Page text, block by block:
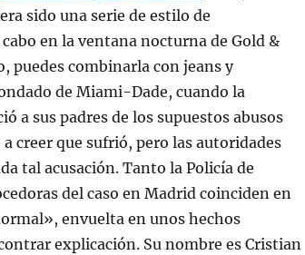
sido una serie de estilo de
en la ventana nocturna de Gold &
puedes combinarla con jeans y
de Miami-Dade, cuando la
a sus padres de los supuestos abusos
creer que sufrió, pero las autoridades
tal acusación. Tanto la Policía de
del caso en Madrid coinciden en
envuelta en unos hechos
explicación. Su nombre es Cristian